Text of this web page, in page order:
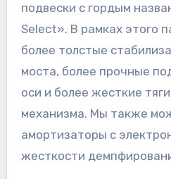
подвески с гордым
Select». В рамках этого
более толстые
моста, более прочные
оси и более жесткие
механизма. Мы также
амортизаторы с
жесткости